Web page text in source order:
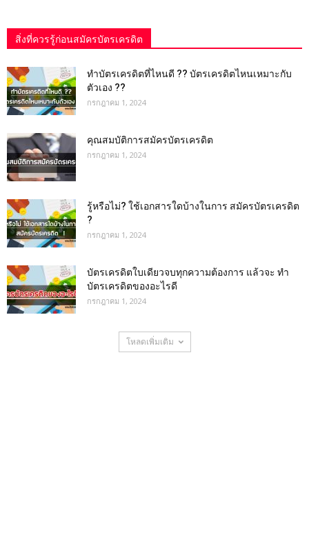
สิ่งที่ควรรู้ก่อนสมัครบัตรเครดิต
ทำบัตรเครดิตที่ไหนดี ?? บัตรเครดิตไหนเหมาะกับ
ตัวเอง ??
กรกฎาคม 1, 2024
คุณสมบัติการสมัครบัตรเครดิต
กรกฎาคม 1, 2024
รู้หรือไม่? ใช้เอกสารใดบ้างในการ สมัครบัตรเครดิต
?
กรกฎาคม 1, 2024
บัตรเครดิตใบเดียวจบทุกความต้องการ แล้วจะ ทำ
บัตรเครดิตของอะไรดี
กรกฎาคม 1, 2024
โหลดเพิ่มเติม